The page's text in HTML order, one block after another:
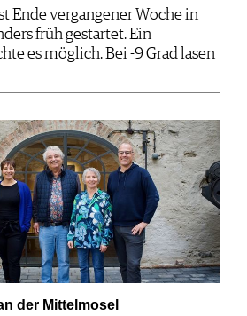
Ende vergangener Woche in
früh gestartet. Ein
es möglich. Bei -9 Grad lasen
der Mittelmosel